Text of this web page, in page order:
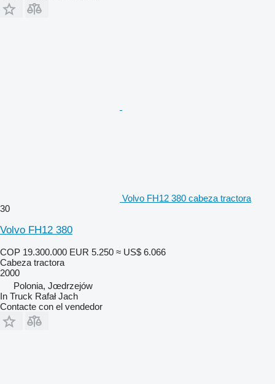
Volvo FH12 380 cabeza tractora
30
Volvo FH12 380
COP 19.300.000 EUR 5.250 ≈ US$ 6.066
Cabeza tractora
2000
Polonia, Jœdrzejów
In Truck Rafał Jach
Contacte con el vendedor